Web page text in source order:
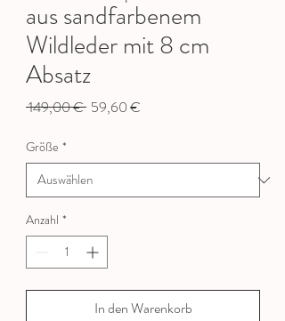
aus sandfarbenem
Wildleder mit 8 cm
Absatz
149,00 € Standardpreis
59,60 €
Größe *
Anzahl *
In den Warenkorb